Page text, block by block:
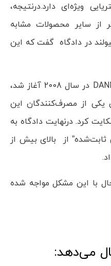
ویژه‌ای دارد.درنتیجه،
درصد بالاتر از سایر محصولات مشابه
در دادگاه گفت که این
طرح دعوی در دادگاه علیه DANNON در سال 2008 آغاز شد،
یکی از مصرف‌کنندگان این
کرد. درنهایت دادگاه به
از بالای بیش از
با این مشکل مواجه شده